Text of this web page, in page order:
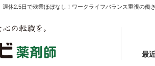
休2.5日で残業ほぼなし！ワークライフバランス重視の働
最